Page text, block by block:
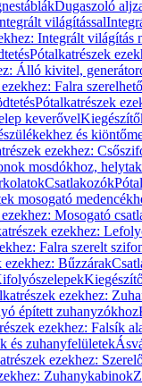
Dugaszoló
világítással
Integrált világítás
Pótalkatrészek
Álló kivitel,
Falra
Pótalkatrészek
keverővel
és
ezekhez:
mosdókhoz,
Csatlakozók
mosogató
Mosogató
ezekhez:
Falra szerelt
ezekhez: Bűzzárak
ezekhez:
épített zuhanyzókhoz
ezekhez: Falsík
és zuhanyfelületek
ezekhez:
Zuhanykabinok